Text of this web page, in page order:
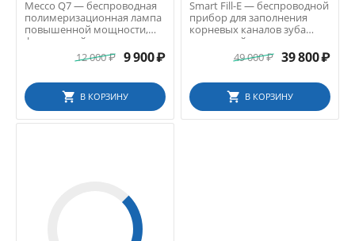
Mecco Q7 — беспроводная
полимеризационная лампа
повышенной мощности,
фиолетовый
12 000₽ 9 900₽
В КОРЗИНУ
Smart Fill-E — беспроводной
прибор для заполнения
корневых каналов зуба
разогретой гутт...
49 000₽ 39 800₽
В КОРЗИНУ